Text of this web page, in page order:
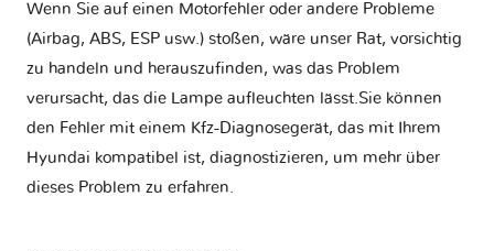
Wenn Sie auf einen Motorfehler oder andere Probleme
(Airbag, ABS, ESP usw.) stoßen, wäre unser Rat, vorsichtig
zu handeln und herauszufinden, was das Problem
verursacht, das die Lampe aufleuchten lässt.Sie können
den Fehler mit einem Kfz-Diagnosegerät, das mit Ihrem
Hyundai kompatibel ist, diagnostizieren, um mehr über
dieses Problem zu erfahren.